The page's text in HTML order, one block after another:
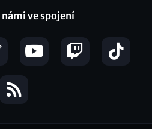
ve spojení